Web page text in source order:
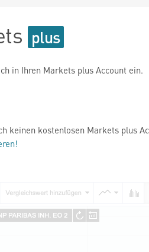
in Ihren Markets plus Account ein.
keinen kostenlosen Markets plus